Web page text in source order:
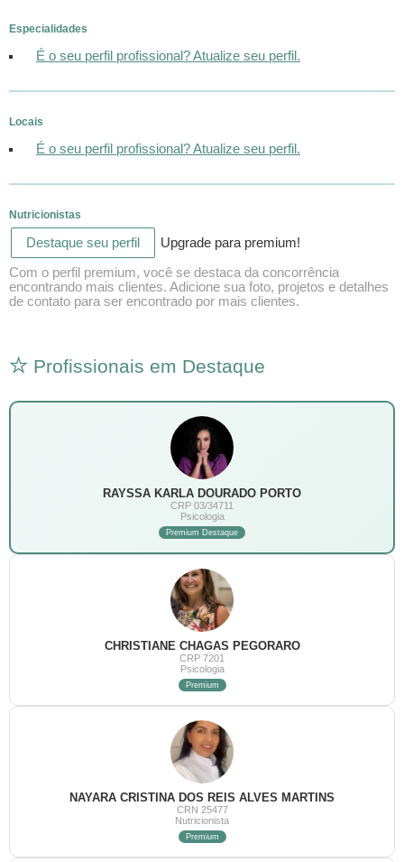
Especialidades
É o seu perfil profissional? Atualize seu perfil.
Locais
É o seu perfil profissional? Atualize seu perfil.
Nutricionistas
Destaque seu perfil Upgrade para premium!
Com o perfil premium, você se destaca da concorrência
encontrando mais clientes. Adicione sua foto, projetos e detalhes
de contato para ser encontrado por mais clientes.
Profissionais em Destaque
RAYSSA KARLA DOURADO PORTO
CRP 03/34711
Psicologia
Premium Destaque
CHRISTIANE CHAGAS PEGORARO
CRP 7201
Psicologia
Premium
NAYARA CRISTINA DOS REIS ALVES MARTINS
CRN 25477
Nutricionista
Premium